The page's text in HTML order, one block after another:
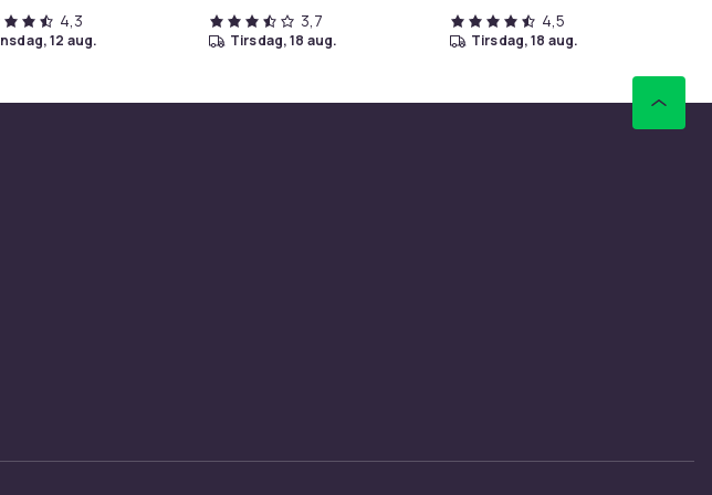
4,3
onsdag, 12 aug.
3,7
tirsdag, 18 aug.
4,5
tirsdag, 18 aug.